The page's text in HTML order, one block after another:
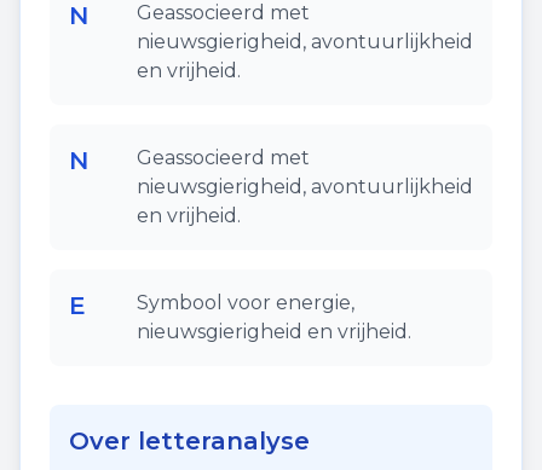
N
Geassocieerd met
nieuwsgierigheid, avontuurlijkheid
en vrijheid.
N
Geassocieerd met
nieuwsgierigheid, avontuurlijkheid
en vrijheid.
E
Symbool voor energie,
nieuwsgierigheid en vrijheid.
Over letteranalyse